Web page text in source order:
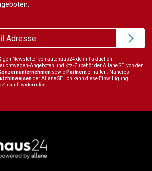
Newsletter von autohaus24.de mit aktuellen
Angeboten und Kfz-Zubehör der Allane SE, von den
Konzernunternehmen sowie Partnernerhalten. Näheres
der Allane SE. Ich kann diese Einwilligung
Zukunft widerrufen.